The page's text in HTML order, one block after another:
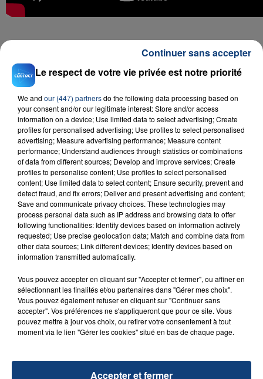
DADJU
RADIO CONTACT
FIL D'ACTU
23 juillet 2026
INCENDIE MORTEL À LENS : UNE FEMME ET
Un homme s'est immolé par le feu après avoir
Le respect de votre vie privée est notre priorité
We and our (447) partnersdo the following data processing based on
your consent and/or our legitimate interest: Store and/or access
information on a device; Use limited data to select advertising; Create
profiles for personalised advertising; Use profiles to select personalised
advertising; Measure advertising performance; Measure content
performance; Understand audiences through statistics or combinations
of data from different sources; Develop and improve services; Create
profiles to personalise content; Use profiles to select personalised
content; Use limited data to select content; Ensure security, prevent and
detect fraud, and fix errors; Deliver and present advertising and content;
Save and communicate privacy choices. These technologies may
process personal data such as IP address and browsing data to offer
following functionalities: Identify devices based on information actively
requested; Use precise geolocation data; Match and combine data from
other data sources; Link different devices; Identify devices based on
information transmitted automatically.
Vous pouvez accepter en cliquant sur "Accepter et fermer", ou affiner en
sélectionnant les finalités et/ou partenaires dans "Gérer mes choix".
Vous pouvez également refuser en cliquant sur "Continuer sans
accepter". Vos préférences ne s'appliqueront que pour ce site. Vous
pouvez mettre à jour vos choix, ou retirer votre consentement à tout
moment via le lien "Gérer les cookies" situé en bas de chaque page.
Accepter et fermer
Continuer sans accepter